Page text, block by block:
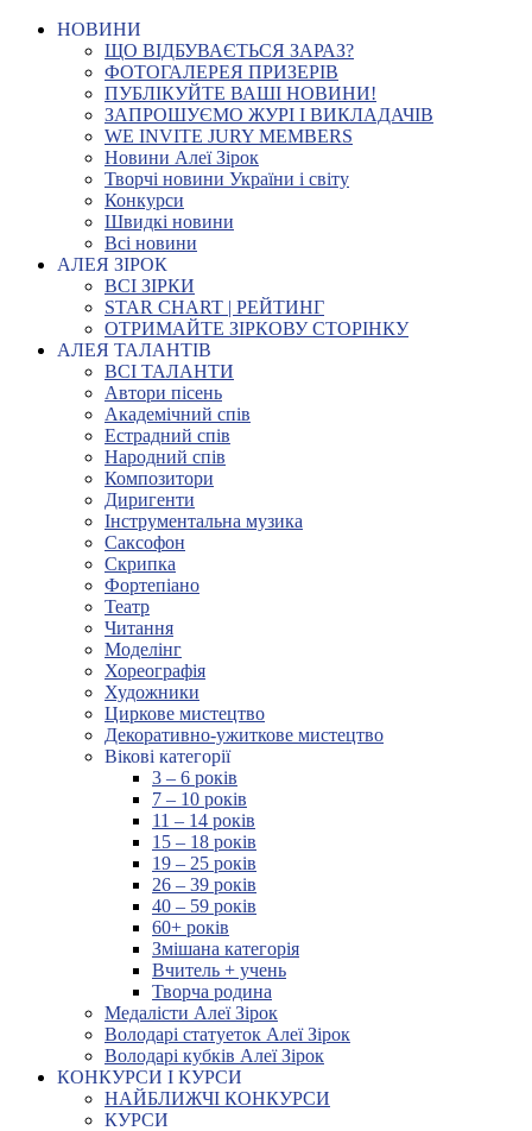
НОВИНИ
ЩО ВІДБУВАЄТЬСЯ ЗАРАЗ?
ФОТОГАЛЕРЕЯ ПРИЗЕРІВ
ПУБЛІКУЙТЕ ВАШІ НОВИНИ!
ЗАПРОШУЄМО ЖУРІ І ВИКЛАДАЧІВ
WE INVITE JURY MEMBERS
Новини Алеї Зірок
Творчі новини України і світу
Конкурси
Швидкі новини
Всі новини
АЛЕЯ ЗІРОК
ВСІ ЗІРКИ
STAR CHART | РЕЙТИНГ
ОТРИМАЙТЕ ЗІРКОВУ СТОРІНКУ
АЛЕЯ ТАЛАНТІВ
ВСІ ТАЛАНТИ
Автори пісень
Академічний спів
Естрадний спів
Народний спів
Композитори
Диригенти
Інструментальна музика
Саксофон
Скрипка
Фортепіано
Театр
Читання
Моделінг
Хореографія
Художники
Циркове мистецтво
Декоративно-ужиткове мистецтво
Вікові категорії
3 – 6 років
7 – 10 років
11 – 14 років
15 – 18 років
19 – 25 років
26 – 39 років
40 – 59 років
60+ років
Змішана категорія
Вчитель + учень
Творча родина
Медалісти Алеї Зірок
Володарі статуеток Алеї Зірок
Володарі кубків Алеї Зірок
КОНКУРСИ І КУРСИ
НАЙБЛИЖЧІ КОНКУРСИ
КУРСИ